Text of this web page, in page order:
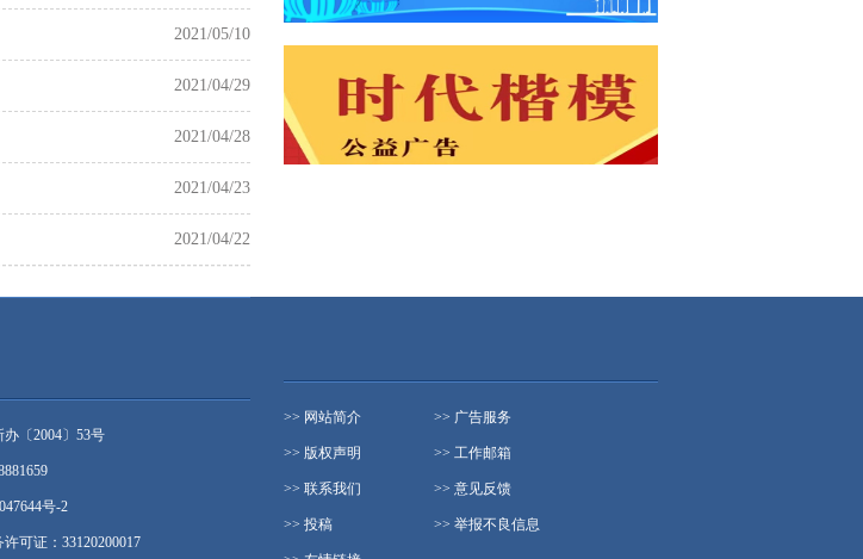
2021/05/10
2021/04/29
2021/04/28
2021/04/23
2021/04/22
〔2004〕53号
号-2
可证：33120200017
>> 网站简介 >> 广告服务
>> 版权声明 >> 工作邮箱
>> 联系我们 >> 意见反馈
>> 投稿 >> 举报不良信息